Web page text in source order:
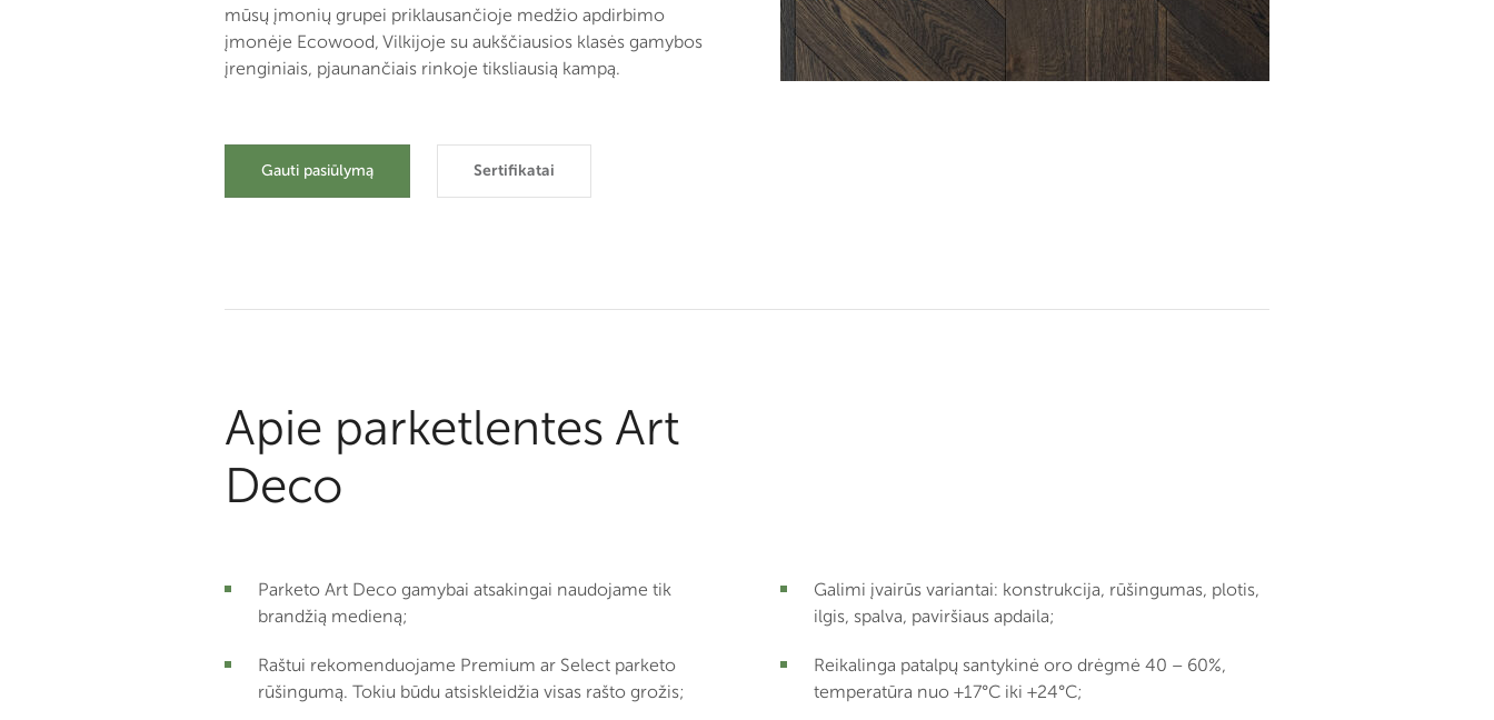
mūsų įmonių grupei priklausančioje medžio apdirbimo
įmonėje Ecowood, Vilkijoje su aukščiausios klasės gamybos
įrenginiais, pjaunančiais rinkoje tiksliausią kampą.
Gauti pasiūlymą Sertifikatai
Apie parketlentes Art
Deco
Parketo Art Deco gamybai atsakingai naudojame tik
brandžią medieną;
Raštui rekomenduojame Premium ar Select parketo
rūšingumą. Tokiu būdu atsiskleidžia visas rašto grožis;
Galimi įvairūs variantai: konstrukcija, rūšingumas, plotis,
ilgis, spalva, paviršiaus apdaila;
Reikalinga patalpų santykinė oro drėgmė 40 – 60%,
temperatūra nuo +17°C iki +24°C;